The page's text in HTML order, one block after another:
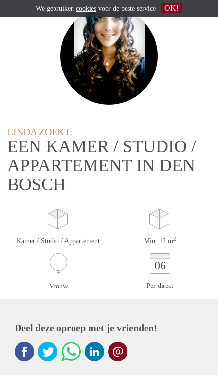
LINDA ZOEKT:
EEN KAMER / STUDIO /
APPARTEMENT IN DEN
BOSCH
Kamer / Studio / Appartement Min. 12 m2
Vrouw
06
Per direct
Deel deze oproep met je vrienden!
We gebruiken cookies voor de beste service OK!